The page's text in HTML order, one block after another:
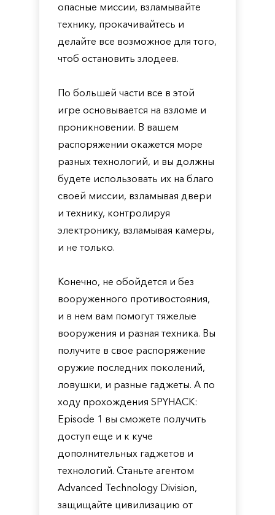
опасные миссии, взламывайте
технику, прокачивайтесь и
делайте все возможное для того,
чтоб остановить злодеев.
По большей части все в этой
игре основывается на взломе и
проникновении. В вашем
распоряжении окажется море
разных технологий, и вы должны
будете использовать их на благо
своей миссии, взламывая двери
и технику, контролируя
электронику, взламывая камеры,
и не только.
Конечно, не обойдется и без
вооруженного противостояния,
и в нем вам помогут тяжелые
вооружения и разная техника. Вы
получите в свое распоряжение
оружие последних поколений,
ловушки, и разные гаджеты. А по
ходу прохождения SPYHACK:
Episode 1 вы сможете получить
доступ еще и к куче
дополнительных гаджетов и
технологий. Станьте агентом
Advanced Technology Division,
защищайте цивилизацию от